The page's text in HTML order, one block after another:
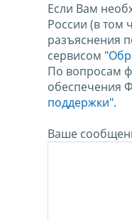
Если Вам
России (в том
разъяснения
сервисом
По вопросам
обеспечения
поддержки".
Ваше